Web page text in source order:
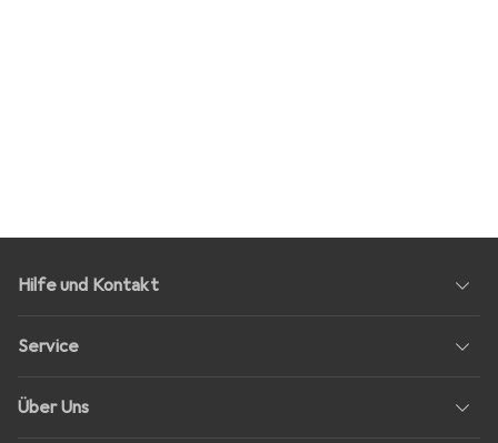
Hilfe und Kontakt
Service
Über Uns